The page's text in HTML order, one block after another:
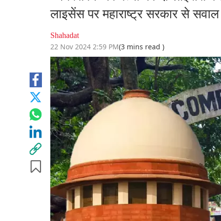
लाइसेंस पर महाराष्ट्र सरकार से सवाल
Shahadat
22 Nov 2024 2:59 PM(3 mins read )